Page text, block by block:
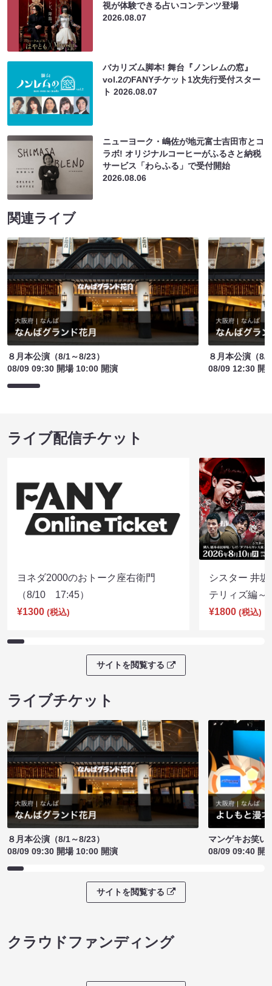
視が体験できる占いコンテンツ登場
2026.08.07
バカリズム脚本! 舞台『ノンレムの窓』
vol.2のFANYチケット1次先行受付スター
ト2026.08.07
ニューヨーク・嶋佐が地元富士吉田市とコ
ラボ! オリジナルコーヒーがふるさと納税
サービス「わらふる」で受付開始
2026.08.06
関連ライブ
８月本公演（8/1～8/23）
08/09 09:30 開場 10:00 開演
８月本公演（8/
08/09 12:30 開
ライブ配信チケット
ヨネダ2000のおトーク座右衛門
（8/10 17:45）
¥1300 (税込)
シスター 井
テリィズ編
¥1800 (税込)
サイトを閲覧する
ライブチケット
８月本公演（8/1～8/23）
08/09 09:30 開場 10:00 開演
マンゲキお笑い
08/09 09:40 開
サイトを閲覧する
クラウドファンディング